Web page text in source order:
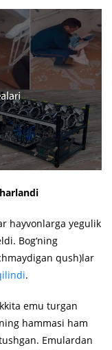
hayvonlarga yegulik
Bog‘ning
qush)lar
.
emu turgan
hammasi ham
Emulardan